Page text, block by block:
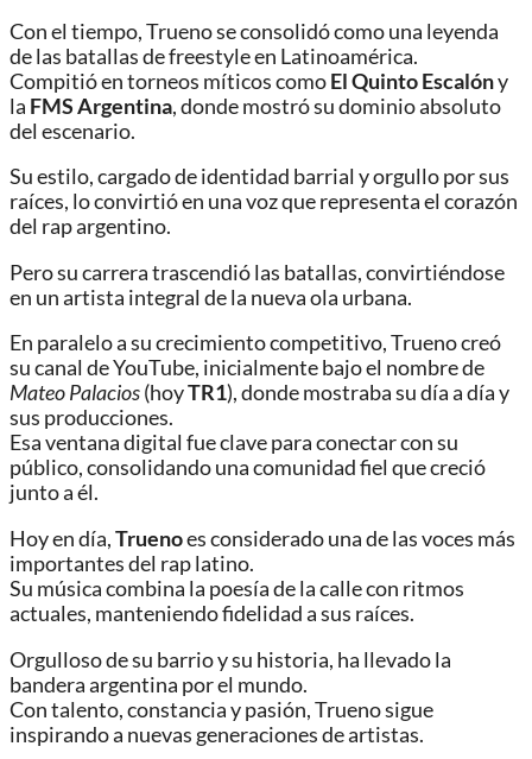
Con el tiempo, Trueno se consolidó como una leyenda
de las batallas de freestyle en Latinoamérica.
Compitió en torneos míticos comoEl Quinto Escalóny
la FMS Argentina, donde mostró su dominio absoluto
del escenario.
Su estilo, cargado de identidad barrial y orgullo por sus
raíces, lo convirtió en una voz que representa el corazón
del rap argentino.
Pero su carrera trascendió las batallas, convirtiéndose
en un artista integral de la nueva ola urbana.
En paralelo a su crecimiento competitivo, Trueno creó
su canal de YouTube, inicialmente bajo el nombre de
Mateo Palacios(hoyTR1), donde mostraba su día a día y
sus producciones.
Esa ventana digital fue clave para conectar con su
público, consolidando una comunidad fiel que creció
junto a él.
Hoy en día,Truenoes considerado una de las voces más
importantes del rap latino.
Su música combina la poesía de la calle con ritmos
actuales, manteniendo fidelidad a sus raíces.
Orgulloso de su barrio y su historia, ha llevado la
bandera argentina por el mundo.
Con talento, constancia y pasión, Trueno sigue
inspirando a nuevas generaciones de artistas.